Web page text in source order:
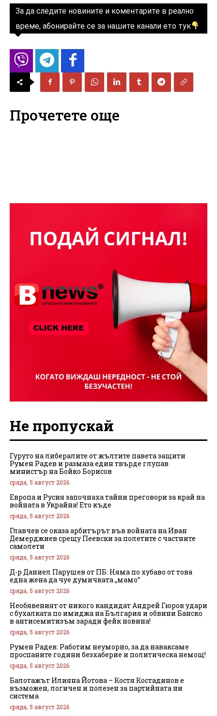
За да следите новините и коментарите в реално
време, абонирайте се за нашите канали ето тук
Прочетете още
Не пропускай
Гуруто на либералите от жълтите павета защити
Румен Радев и размаза един твърде глупав
министър на Бойко Борисов
сряда, 5 август 2026
Европа и Русия започнаха тайни преговори за край на
войната в Украйна! Ето къде
сряда, 5 август 2026
Главчев се оказа арбитърът във войната на Иван
Демерджиев срещу Пеевски за полетите с частните
самолети
сряда, 5 август 2026
Д-р Даниел Парушев от ПБ: Няма по хубаво от това
една жена да чуе думичката „мамо“
сряда, 5 август 2026
Необявеният от никого кандидат Андрей Гюров удари
с бухалката по имиджа на България и обвини Банско
в антисемитизъм заради фейк новина!
сряда, 5 август 2026
Румен Радев: Работим неуморно, за да наваксаме
проспаните години безхаберие и политическа немощ!
сряда, 5 август 2026
Балотажът Илияна Йотова – Костя Костадинов е
възможен, логичен и полезен за партийната ни
система
сряда, 5 август 2026